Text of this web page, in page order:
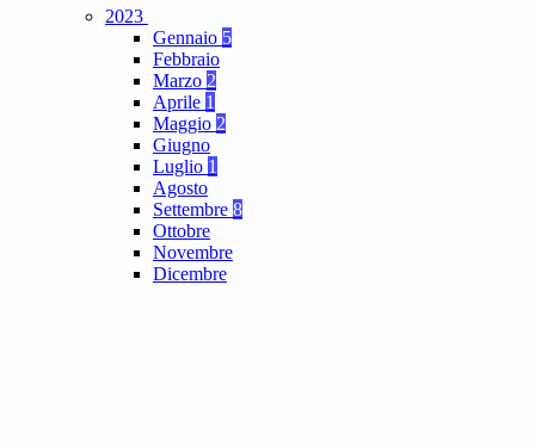
2023
Gennaio 5
Febbraio
Marzo 2
Aprile 1
Maggio 2
Giugno
Luglio 1
Agosto
Settembre 8
Ottobre
Novembre
Dicembre